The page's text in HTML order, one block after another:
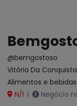
@bemgostoso
Vitória Da
Alimentos e bebidas
N/I |
Negócio